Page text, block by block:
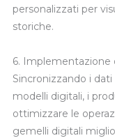
personalizzati per
storiche.
6. Implementazione
Sincronizzando i
modelli digitali, i
ottimizzare le
gemelli digitali